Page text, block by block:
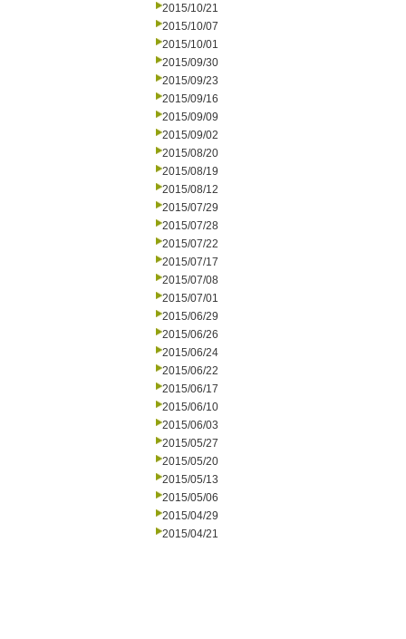
2015/10/21
2015/10/07
2015/10/01
2015/09/30
2015/09/23
2015/09/16
2015/09/09
2015/09/02
2015/08/20
2015/08/19
2015/08/12
2015/07/29
2015/07/28
2015/07/22
2015/07/17
2015/07/08
2015/07/01
2015/06/29
2015/06/26
2015/06/24
2015/06/22
2015/06/17
2015/06/10
2015/06/03
2015/05/27
2015/05/20
2015/05/13
2015/05/06
2015/04/29
2015/04/21